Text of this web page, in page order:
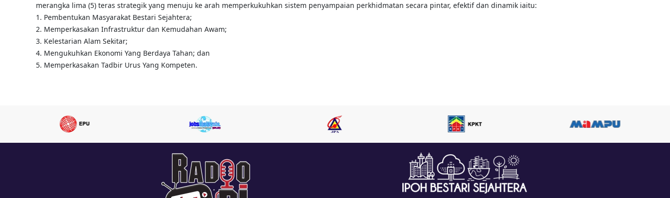
merangka lima (5) teras strategik yang menuju ke arah memperkukuhkan sistem penyampaian perkhidmatan secara pintar, efektif dan dinamik iaitu:
1. Pembentukan Masyarakat Bestari Sejahtera;
2. Memperkasakan Infrastruktur dan Kemudahan Awam;
3. Kelestarian Alam Sekitar;
4. Mengukuhkan Ekonomi Yang Berdaya Tahan; dan
5. Memperkasakan Tadbir Urus Yang Kompeten.